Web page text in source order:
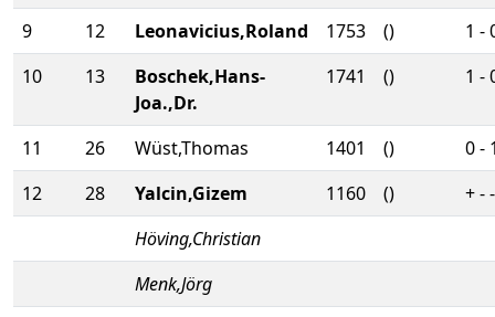
9
12 Leonavicius,Roland 1753 ()
1 -
10
13
Boschek,Hans-
Joa.,Dr.
1741 () 1 -
11 26 Wüst,Thomas 1401 ()
0 -
12
28 Yalcin,Gizem 1160 ()
+ - -
Höving,Christian
Menk,Jörg